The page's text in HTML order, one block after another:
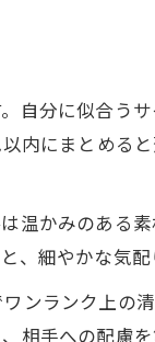
自分に似合う
内にまとめる
温かみのある
細やかな気配
ンランク上の
相手への配慮